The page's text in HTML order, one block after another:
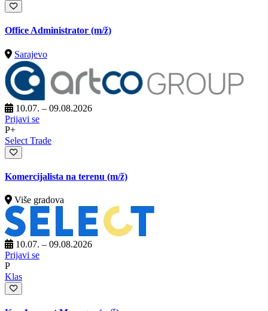
Office Administrator (m/ž)
Sarajevo
10.07. – 09.08.2026
Prijavi se
P+
Select Trade
Komercijalista na terenu (m/ž)
Više gradova
10.07. – 09.08.2026
Prijavi se
P
Klas